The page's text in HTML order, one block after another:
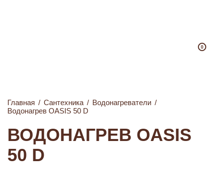
0
Главная / Сантехника / Водонагреватели /
Водонагрев OASIS 50 D
ВОДОНАГРЕВ OASIS
50 D